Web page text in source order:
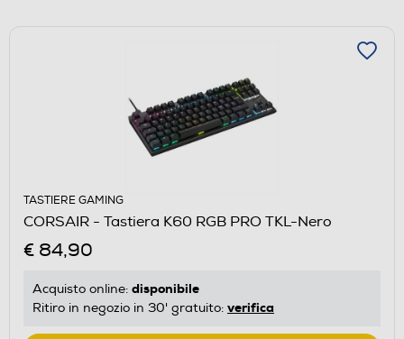
TASTIERE GAMING
CORSAIR - Tastiera K60 RGB PRO TKL-Nero
€ 84,90
Acquisto online: disponibile
Ritiro in negozio in 30' gratuito: verifica